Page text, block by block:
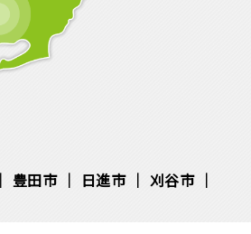
豊田市 日進市
刈谷市